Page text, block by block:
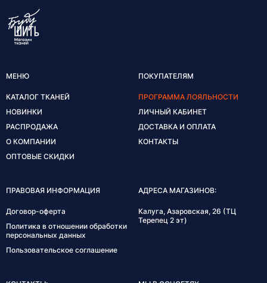
МЕНЮ
КАТАЛОГ ТКАНЕЙ
НОВИНКИ
РАСПРОДАЖА
О КОМПАНИИ
ОПТОВЫЕ СКИДКИ
ПОКУПАТЕЛЯМ
ПРОГРАММА ЛОЯЛЬНОСТИ
ЛИЧНЫЙ КАБИНЕТ
ДОСТАВКА И ОПЛАТА
КОНТАКТЫ
ПРАВОВАЯ ИНФОРМАЦИЯ
Договор-оферта
Политика в отношении обработки
персональных данных
Пользовательское соглашение
АДРЕСА МАГАЗИНОВ:
Калуга, Азаровская, 26 (ТЦ
Терепец 2 эт)